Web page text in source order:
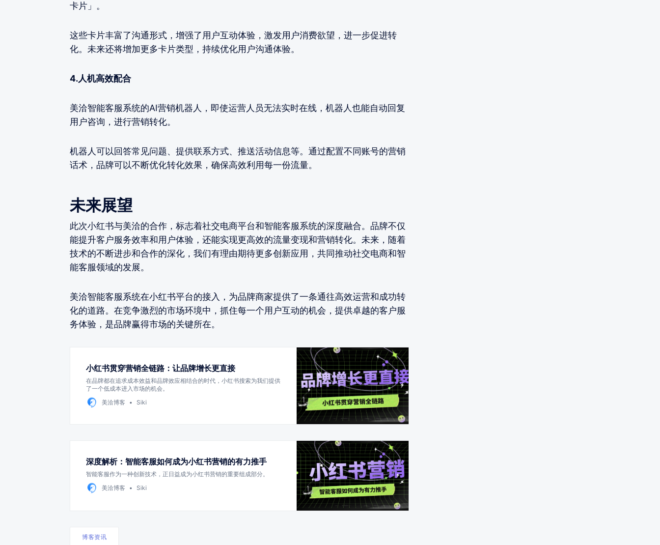
卡片」。
这些卡片丰富了沟通形式，增强了用户互动体验，激发用户消费欲望，进一步促进转
化。未来还将增加更多卡片类型，持续优化用户沟通体验。
4.人机高效配合
美洽智能客服系统的AI营销机器人，即使运营人员无法实时在线，机器人也能自动回复
用户咨询，进行营销转化。
机器人可以回答常见问题、提供联系方式、推送活动信息等。通过配置不同账号的营销
话术，品牌可以不断优化转化效果，确保高效利用每一份流量。
未来展望
此次小红书与美洽的合作，标志着社交电商平台和智能客服系统的深度融合。品牌不仅
能提升客户服务效率和用户体验，还能实现更高效的流量变现和营销转化。未来，随着
技术的不断进步和合作的深化，我们有理由期待更多创新应用，共同推动社交电商和智
能客服领域的发展。
美洽智能客服系统在小红书平台的接入，为品牌商家提供了一条通往高效运营和成功转
化的道路。在竞争激烈的市场环境中，抓住每一个用户互动的机会，提供卓越的客户服
务体验，是品牌赢得市场的关键所在。
小红书贯穿营销全链路：让品牌增长更直接
在品牌都在追求成本效益和品牌效应相结合的时代，小红书搜索为我们提供
了一个低成本进入市场的机会。
美洽博客
Siki
深度解析：智能客服如何成为小红书营销的有力推手
智能客服作为一种创新技术，正日益成为小红书营销的重要组成部分。
美洽博客
Siki
博客资讯